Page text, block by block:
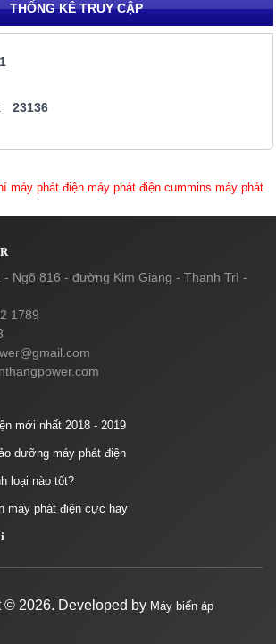
THỐNG KÊ TRUY CẬP
1
23136
máy phát điện máy phát điện cummins máy phát
Ngõ 816 - đường Kim Giang - Thanh Trì -
1789
mới nhất 2018 - 2019
dưỡng máy phát điện
loại nào tốt?
máy phát điện cực hay
© 2026. Developed by Máy biến áp